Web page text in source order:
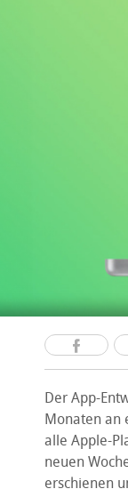
Der App-
Monaten an
alle Apple-
neuen
erschienen